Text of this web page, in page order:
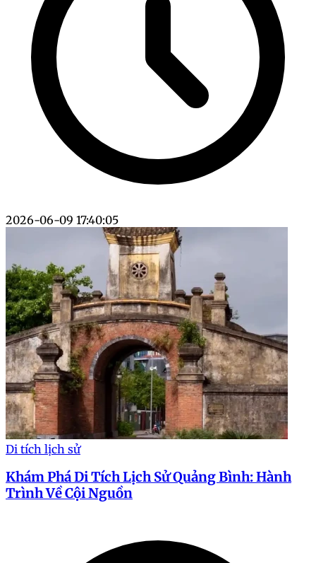
2026-06-09 17:40:05
Di tích lịch sử
Khám Phá Di Tích Lịch Sử Quảng Bình: Hành
Trình Về Cội Nguồn